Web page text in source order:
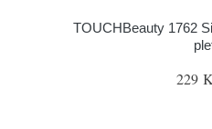
TOUCHBeauty 1762
229